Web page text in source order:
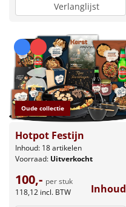
Verlanglijst
Oude collectie
Hotpot Festijn
Inhoud: 18 artikelen
Voorraad: Uitverkocht
100,- per stuk
118,12 incl. BTW Inhoud